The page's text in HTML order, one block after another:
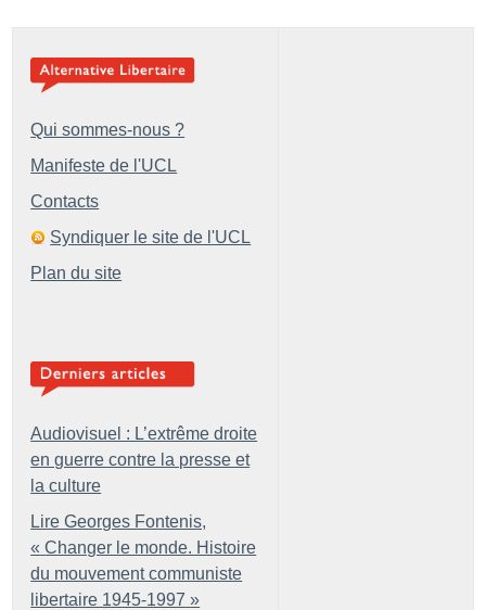
Qui sommes-nous ?
Manifeste de l'UCL
Contacts
Syndiquer le site de l'UCL
Plan du site
Audiovisuel : L’extrême droite
en guerre contre la presse et
la culture
Lire Georges Fontenis,
« Changer le monde. Histoire
du mouvement communiste
libertaire 1945-1997 »